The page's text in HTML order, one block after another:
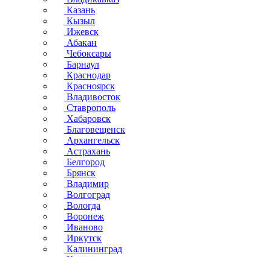
Казань
Кызыл
Ижевск
Абакан
Чебоксары
Барнаул
Краснодар
Красноярск
Владивосток
Ставрополь
Хабаровск
Благовещенск
Архангельск
Астрахань
Белгород
Брянск
Владимир
Волгоград
Вологда
Воронеж
Иваново
Иркутск
Калининград